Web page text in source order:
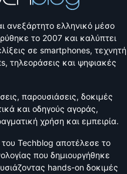
ανεξάρτητο ελληνικό μέσο
το 2007 και καλύπτει
σε smartphones, τεχνητή
τηλεοράσεις και ψηφιακές
παρουσιάσεις, δοκιμές
και οδηγούς αγοράς,
χρήση και εμπειρία.
Techblog αποτέλεσε το
που δημιουργήθηκε
hands-on δοκιμές